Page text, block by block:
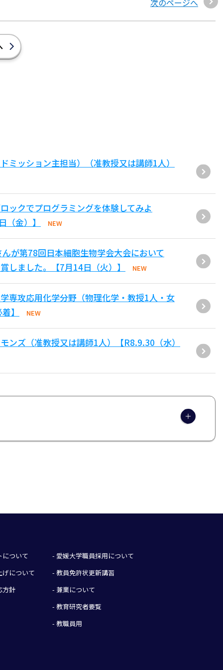
次のページへ
ミッション主担当）（准教授又は講師1人）
ックでプログラミングを体験してみよ
金）】
NEW
が第78回日本細胞生物学会大会において
しました。【7月14日（火）】
NEW
専攻応用化学分野（物理化学・教授1人・女
】
NEW
ズ（准教授又は講師1人）【R8.9.30（水）
について
げについて
方針
- 愛媛大学職員採用について
- 教員免許状更新講習
- 兼業について
- 教育研究者要覧
- 教職員用